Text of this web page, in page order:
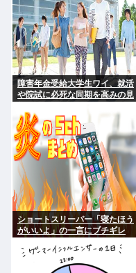
障害年金受給大学生ワイ、就活
や院試に必死な同期を高みの見
ショートスリーパー「寝たほう
がいいよ」の一言にブチギレ